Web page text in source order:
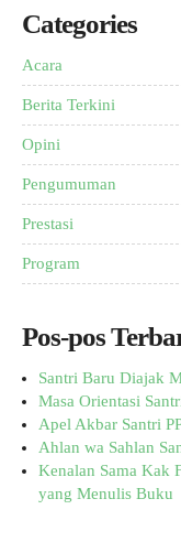
Categories
Acara
Berita Terkini
Opini
Pengumuman
Prestasi
Program
Pos-pos
Santri Baru Diajak
Masa Orientasi
Apel Akbar Santri
Ahlan wa Sahlan
Kenalan Sama Kak
yang Menulis Buku